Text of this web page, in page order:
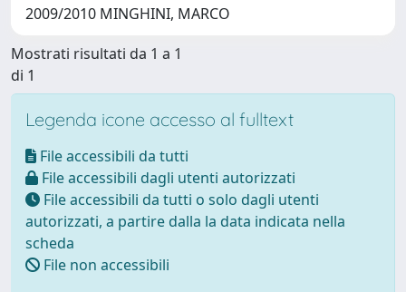
2009/2010 MINGHINI, MARCO
Mostrati risultati da 1 a 1
di 1
Legenda icone accesso al fulltext
File accessibili da tutti
File accessibili dagli utenti autorizzati
File accessibili da tutti o solo dagli utenti
autorizzati, a partire dalla la data indicata nella
scheda
File non accessibili